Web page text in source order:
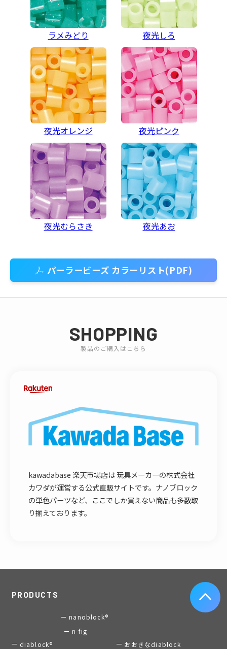
ラメみどり 夜光しろ
夜光オレンジ 夜光ピンク
夜光むらさき 夜光あお
パーラービーズ カラーリスト(PDF)
SHOPPING
製品のご購入はこちら
kawadabase 楽天市場店は 玩具メーカーの株式会社
カワダが運営する公式直販サイトです。ナノブロック
の単色パーツなど、ここでしか買えない商品も多数取
り揃えております。
PRODUCTS
nanoblock®
n-fig
diablock®
おおきなdiablock